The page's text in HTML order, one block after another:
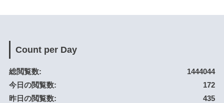
Count per Day
1444044
総閲覧数:
172
今日の閲覧数:
435
昨日の閲覧数: